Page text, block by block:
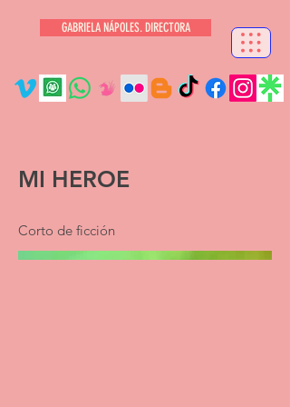
GABRIELA NÁPOLES. DIRECTORA
MI HEROE
Corto de ficción